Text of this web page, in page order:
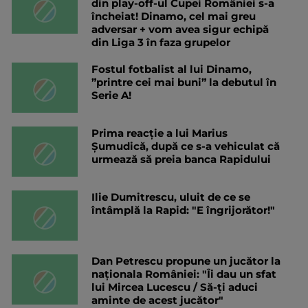
din play-off-ul Cupei României s-a
încheiat! Dinamo, cel mai greu
adversar + vom avea sigur echipă
din Liga 3 în faza grupelor
Fostul fotbalist al lui Dinamo,
”printre cei mai buni” la debutul în
Serie A!
Prima reacție a lui Marius
Șumudică, după ce s-a vehiculat că
urmează să preia banca Rapidului
Ilie Dumitrescu, uluit de ce se
întâmplă la Rapid: "E îngrijorător!"
Dan Petrescu propune un jucător la
naționala României: "Îi dau un sfat
lui Mircea Lucescu / Să-ți aduci
aminte de acest jucător"